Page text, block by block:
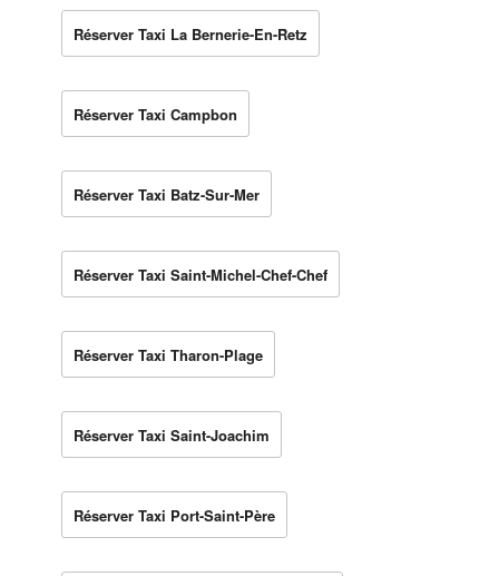
Réserver Taxi La Bernerie-En-Retz
Réserver Taxi Campbon
Réserver Taxi Batz-Sur-Mer
Réserver Taxi Saint-Michel-Chef-Chef
Réserver Taxi Tharon-Plage
Réserver Taxi Saint-Joachim
Réserver Taxi Port-Saint-Père